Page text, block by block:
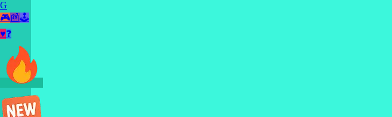
G
🎮📰🕹️
♥❓